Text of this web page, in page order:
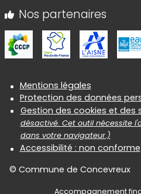
Nos partenaires
Informations
Mentions légales
Protection des données
Gestion des cookies et des
désactivé. Cet outil nécessite
dans votre navigateur.)
Accessibilité : non conforme
© Commune de Concevreux
Accompagnement